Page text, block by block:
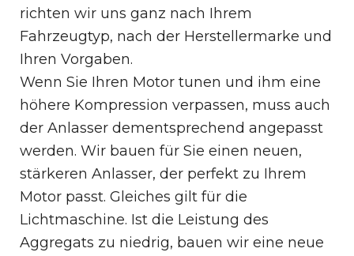
richten wir uns ganz nach Ihrem
Fahrzeugtyp, nach der Herstellermarke und
Ihren Vorgaben.
Wenn Sie Ihren Motor tunen und ihm eine
höhere Kompression verpassen, muss auch
der Anlasser dementsprechend angepasst
werden. Wir bauen für Sie einen neuen,
stärkeren Anlasser, der perfekt zu Ihrem
Motor passt. Gleiches gilt für die
Lichtmaschine. Ist die Leistung des
Aggregats zu niedrig, bauen wir eine neue